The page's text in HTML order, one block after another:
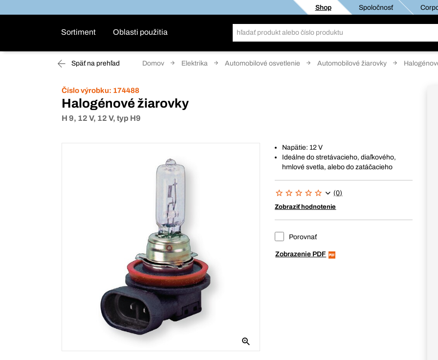
Shop Spoločnosť
Sortiment Oblasti použitia
Späť na prehľad Domov Elektrika Automobilové osvetlenie Automobilové žiarovky
Číslo výrobku: 174488
Halogénové žiarovky
H 9, 12 V, 12 V, typ H9
Napätie: 12 V
Ideálne do stretávacieho, diaľkového,
hmlové svetla, alebo do zatáčacieho
(0)
Zobraziť hodnotenie
Porovnať
Zobrazenie PDF